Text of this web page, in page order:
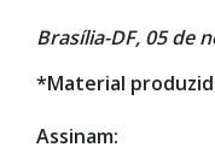
Brasília-DF, 05 de
*Material
Assinam: